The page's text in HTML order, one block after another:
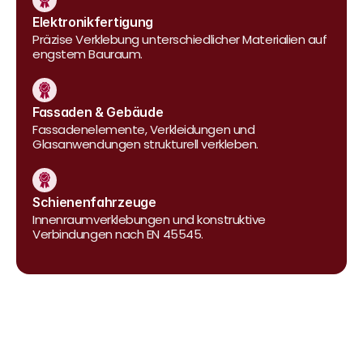
Elektronikfertigung
Präzise Verklebung unterschiedlicher Materialien auf
engstem Bauraum.
Fassaden & Gebäude
Fassadenelemente, Verkleidungen und
Glasanwendungen strukturell verkleben.
Schienenfahrzeuge
Innenraumverklebungen und konstruktive
Verbindungen nach EN 45545.